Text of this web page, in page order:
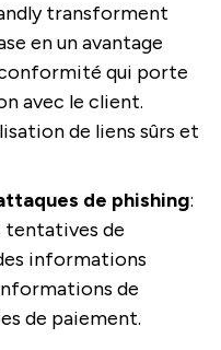
transforment
en un avantage
qui porte
avec le client.
de liens sûrs et
de phishing:
tentatives de
informations
de
de paiement.